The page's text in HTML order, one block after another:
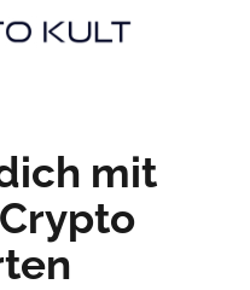
mit